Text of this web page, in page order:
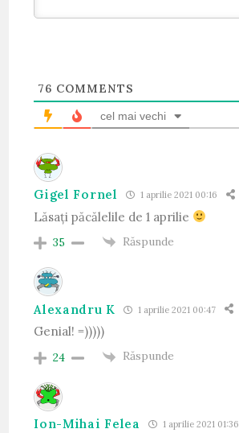
76 COMMENTS
cel mai vechi
Gigel Fornel 1 aprilie 2021 00:16
Lăsați păcălelile de 1 aprilie
35 Răspunde
Alexandru K 1 aprilie 2021 00:47
Genial! =)))))
24 Răspunde
Ion-Mihai Felea 1 aprilie 2021 01:36